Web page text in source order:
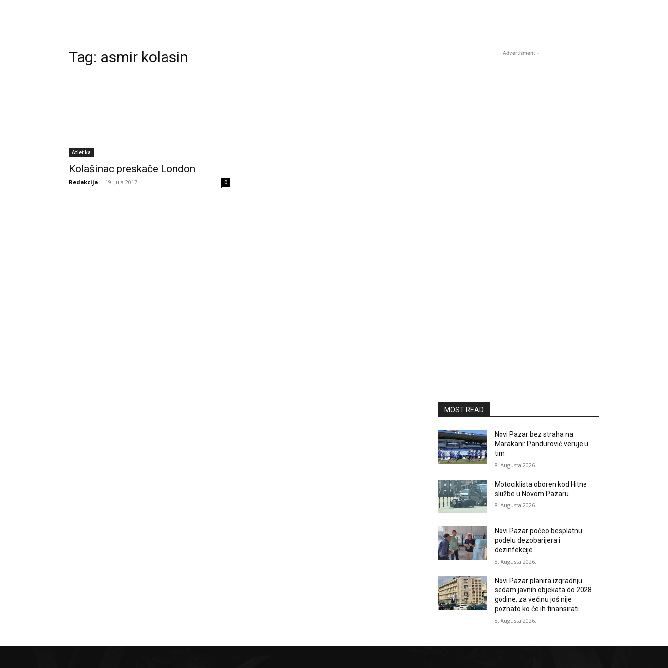
Tag: asmir kolasin
Atletika
Kolašinac preskače London
Redakcija - 19. Jula 2017. 0
- Advertisment -
MOST READ
Novi Pazar bez straha na
Marakani: Pandurović veruje u
tim
8. Augusta 2026.
Motociklista oboren kod Hitne
službe u Novom Pazaru
8. Augusta 2026.
Novi Pazar počeo besplatnu
podelu dezobarijera i
dezinfekcije
8. Augusta 2026.
Novi Pazar planira izgradnju
sedam javnih objekata do 2028.
godine, za većinu još nije
poznato ko će ih finansirati
8. Augusta 2026.